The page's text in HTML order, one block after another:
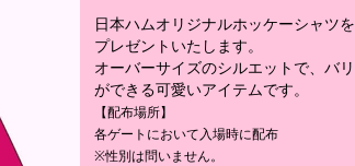
日本ハムオリジナルホッケーシャツ
プレゼントいたします。
オーバーサイズのシルエットで、バ
ができる可愛いアイテムです。
【配布場所】
各ゲートにおいて入場時に配布
※性別は問いません。